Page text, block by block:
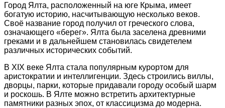
Город Ялта, расположенный на юге Крыма, имеет
богатую историю, насчитывающую несколько веков.
Своё название город получил от греческого слова,
означающего «берег». Ялта была заселена древними
греками и в дальнейшем становилась свидетелем
различных исторических событий.
В XIX веке Ялта стала популярным курортом для
аристократии и интеллигенции. Здесь строились виллы,
дворцы, парки, которые придавали городу особый шарм
и роскошь. В Ялте можно встретить архитектурные
памятники разных эпох, от классицизма до модерна.